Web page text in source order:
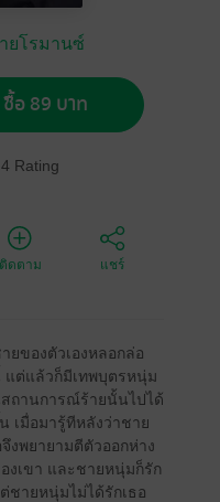
ยโรมานซ์
ซื้อ 89 บาท
4 Rating
ติดตาม แชร์
ยของตัวเองหลอกล่อ
แต่แล้วก็มีเทพบุตรหนุ่ม
สถานการณ์ร้ายนั้นไปได้
เมื่อมารู้ทีหลังว่าชาย
งพยายามตีตัวออกห่าง
งเขา และชายหนุ่มก็รัก
ชายหนุ่มไม่ได้รักเธอ